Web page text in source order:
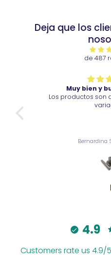
Deja que los
de 487
bien y buena calidad
son de buena calidad y
4.9
Customers rate us 4.9/